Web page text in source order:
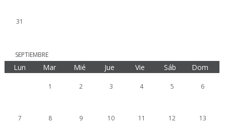
31
SEPTIEMBRE
Lun Mar Mié Jue Vie Sáb Dom
1 2 3 4 5 6
7 8 9 10 11 12 13